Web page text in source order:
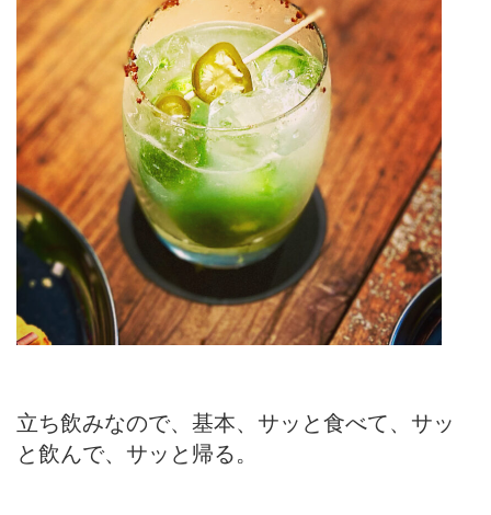
立ち飲みなので、基本、サッと食べて、サッ
と飲んで、サッと帰る。